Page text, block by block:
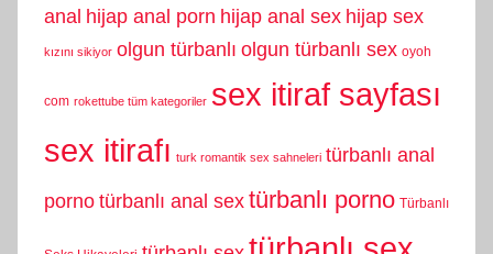
anal hijap anal porn hijap anal sex hijap sex
kızını sikiyor olgun türbanlı olgun türbanlı sex oyoh
com rokettube tüm kategoriler sex itiraf sayfası
sex itirafı turk romantik sex sahneleri türbanlı anal
porno türbanlı anal sex türbanlı porno Türbanlı